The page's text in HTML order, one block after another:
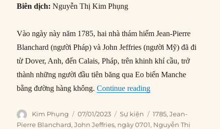
Biên dịch: Nguyễn Thị Kim Phụng
Vào ngày này năm 1785, hai nhà thám hiểm Jean-Pierre
Blanchard (người Pháp) và John Jeffries (người Mỹ) đã đi
từ Dover, Anh, đến Calais, Pháp, trên khinh khí cầu, trở
thành những người đầu tiên băng qua Eo biển Manche
bằng đường hàng không.Continue reading“07/01/1785: Hai nhà
Author
Kim Phụng
Posted
on
07/01/2023 Categories
Sự kiện Tags
1785,Jean-
Pierre Blanchard,John Jeffries, ngày 0701, Nguyễn Thị